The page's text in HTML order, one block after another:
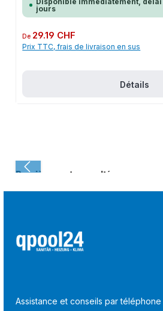
jours
Prix régulier :
De 29.19 CHF
Prix TTC, frais de livraison en sus
Détails
Dernièrement consulté :
Assistance et conseils par téléphone